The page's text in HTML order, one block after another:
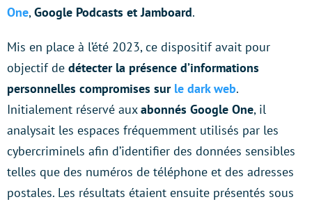
One, Google Podcasts et Jamboard.
Mis en place à l’été 2023, ce dispositif avait pour
objectif de détecter la présence d’informations
personnelles compromises sur le dark web.
Initialement réservé auxabonnés Google One, il
analysait les espaces fréquemment utilisés par les
cybercriminels afin d’identifier des données sensibles
telles que des numéros de téléphone et des adresses
postales. Les résultats étaient ensuite présentés sous